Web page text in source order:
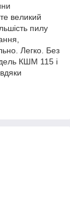
великий
пилу
Легко. Без
КШМ 115 і